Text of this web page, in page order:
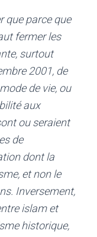
que parce que
fermer les
surtout
2001, de
de vie, ou
aux
ou seraient
de
dont la
et non le
Inversement,
islam et
historique,